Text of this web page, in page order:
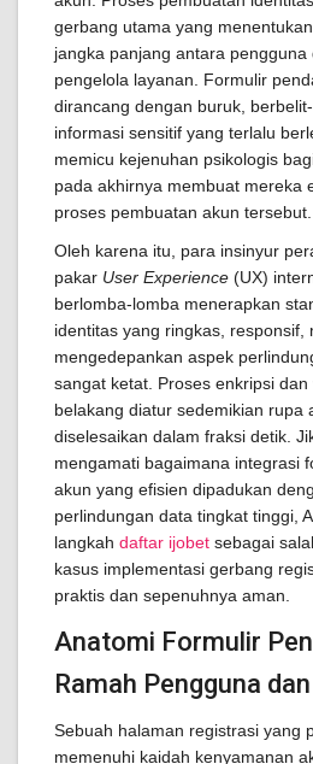
gerbang utama yang
jangka panjang antara pengguna
pengelola layanan. Formulir
dirancang dengan buruk,
informasi sensitif yang terlalu
memicu kejenuhan psikologis
pada akhirnya membuat mereka
proses pembuatan akun tersebut.
Oleh karena itu, para insinyur
pakar User Experience (UX)
berlomba-lomba menerapkan
identitas yang ringkas, responsif,
mengedepankan aspek
sangat ketat. Proses enkripsi
belakang diatur sedemikian rupa
diselesaikan dalam fraksi detik.
mengamati bagaimana integrasi
akun yang efisien dipadukan
perlindungan data tingkat tinggi,
langkah daftar ijobet sebagai
kasus implementasi gerbang
praktis dan sepenuhnya aman.
Anatomi Formulir
Ramah Pengguna
Sebuah halaman registrasi yang
memenuhi kaidah kenyamanan